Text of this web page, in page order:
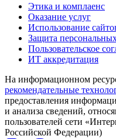
Этика и комплаенс
Оказание услуг
Использование
Защита
Пользовательское
ИТ аккредитация
На информационном
рекомендательные
предоставления
и анализа сведений,
пользователей сети
Российской Федерации)